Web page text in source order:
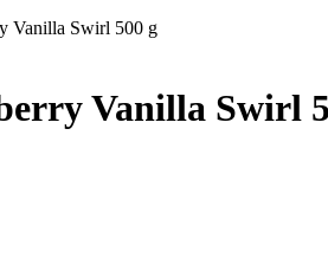
Vanilla Swirl 500 g
Vanilla Swirl